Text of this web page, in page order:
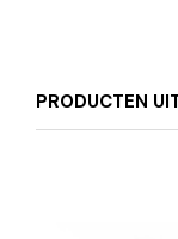
PRODUCTEN